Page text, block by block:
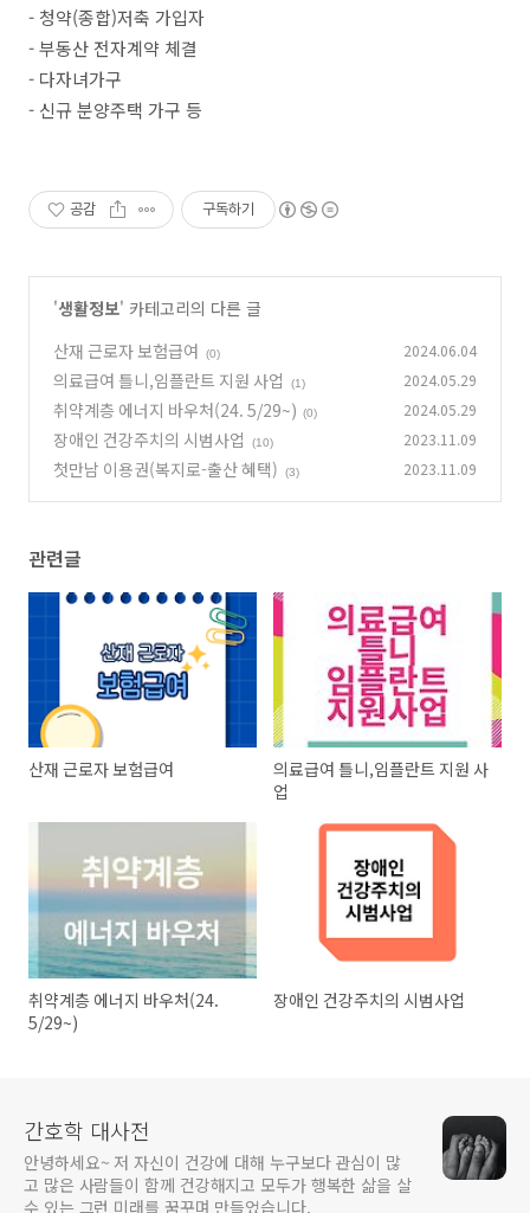
- 청약(종합)저축 가입자
- 부동산 전자계약 체결
- 다자녀가구
- 신규 분양주택 가구 등
공감 구독하기
'생활정보' 카테고리의 다른 글
산재 근로자 보험급여
(0) 2024.06.04
의료급여 틀니,임플란트 지원 사업 (1) 2024.05.29
취약계층 에너지 바우처(24. 5/29~) (0) 2024.05.29
장애인 건강주치의 시범사업 (10) 2023.11.09
첫만남 이용권(복지로-출산 혜택) (3) 2023.11.09
관련글
산재 근로자 보험급여
의료급여 틀니,임플란트 지원 사
업
취약계층 에너지 바우처(24.
5/29~)
장애인 건강주치의 시범사업
간호학 대사전
안녕하세요~ 저 자신이 건강에 대해 누구보다 관심이 많
고 많은 사람들이 함께 건강해지고 모두가 행복한 삶을 살
수 있는 그런 미래를 꿈꾸며 만들었습니다.